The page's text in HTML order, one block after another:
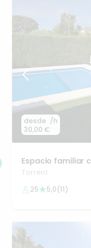
desde
30,00 €
/h
Espacio familiar
Torrent
Torrent
25
5,0(11)